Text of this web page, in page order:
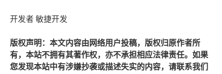
开发者 敏捷开发
版权声明：本文内容由网络用户投稿，版权归原作者所
有，本站不拥有其著作权，亦不承担相应法律责任。如果
您发现本站中有涉嫌抄袭或描述失实的内容，请联系我们